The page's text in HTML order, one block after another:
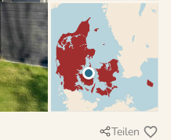
Teilen